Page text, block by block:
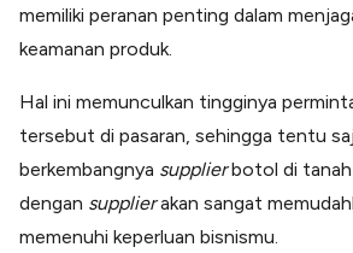
Lainnya
Open API
Software Akuntansi
Integrasi Accurate
Integrasi Paper dengan Accurate
memiliki peranan penting dalam
keamanan produk.
Hal ini memunculkan tingginya
tersebut di pasaran, sehingga tentu
berkembangnya supplierbotol di tanah
dengan supplierakan sangat
memenuhi keperluan bisnismu.